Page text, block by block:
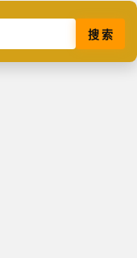
搜 索